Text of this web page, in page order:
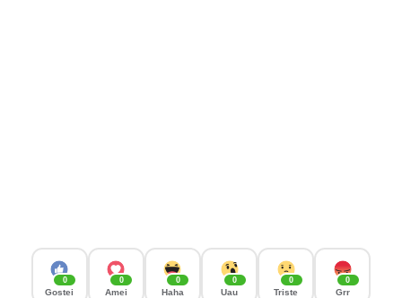
0
Gostei
0
Amei
0
Haha
0
Uau
0
Triste
0
Grr